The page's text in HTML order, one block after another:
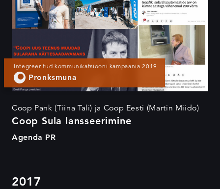
Integreeritud kommunikatsiooni kampaania 2019
Pronksmuna
Coop Pank (Tiina Tali) ja Coop Eesti (Martin Miido)
Coop Sula lansseerimine
Agenda PR
2017